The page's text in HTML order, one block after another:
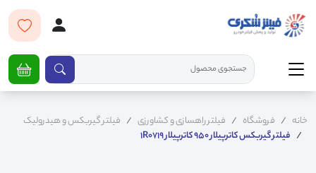
خانه فروشگاه فیلتر راهسازی و کشاورزی
فیلتر گیربکس و هیدرولیک
فیلتر گیربکس کاترپیلار 950 کاترپیلار 1R0719